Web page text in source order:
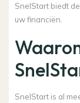
SnelStart biedt
uw financiën.
SnelStart is al